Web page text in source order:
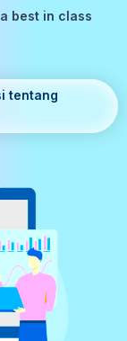
best in class
tentang